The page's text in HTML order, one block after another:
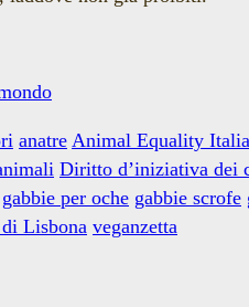
anatre Animal Equality Italia
Diritto d’iniziativa dei
gabbie per oche gabbie scrofe
Lisbona veganzetta